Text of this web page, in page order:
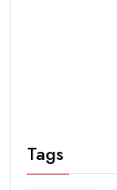
Tags